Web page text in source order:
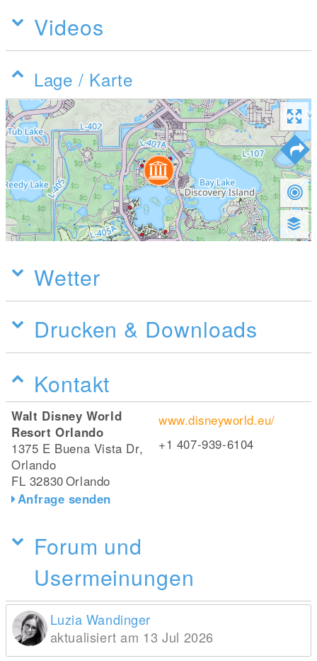
Videos
Lage / Karte
Wetter
Drucken & Downloads
Kontakt
Walt Disney World
Resort Orlando
1375 E Buena Vista Dr,
Orlando
FL 32830Orlando
Anfrage senden
www.disneyworld.eu/
+1 407-939-6104
Forum und
Usermeinungen
Luzia Wandinger
aktualisiert am 13 Jul 2026